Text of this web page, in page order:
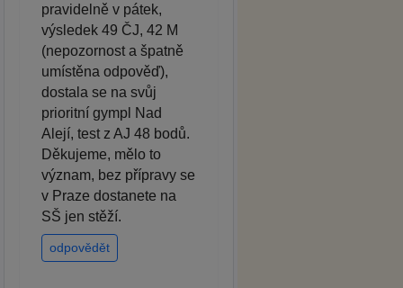
pravidelně v pátek,
výsledek 49 ČJ, 42 M
(nepozornost a špatně
umístěna odpověď),
dostala se na svůj
prioritní gympl Nad
Alejí, test z AJ 48 bodů.
Děkujeme, mělo to
význam, bez přípravy se
v Praze dostanete na
SŠ jen stěží.
odpovědět